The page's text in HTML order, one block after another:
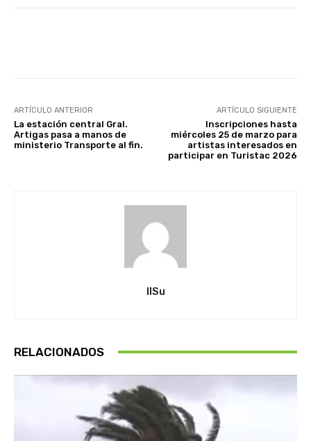
ARTÍCULO ANTERIOR
La estación central Gral.
Artigas pasa a manos de
ministerio Transporte al fin.
ARTÍCULO SIGUIENTE
Inscripciones hasta
miércoles 25 de marzo para
artistas interesados en
participar en Turistac 2026
IlSu
RELACIONADOS